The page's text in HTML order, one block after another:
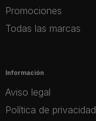
Promociones
Todas las marcas
Información
Aviso legal
Política de privacidad